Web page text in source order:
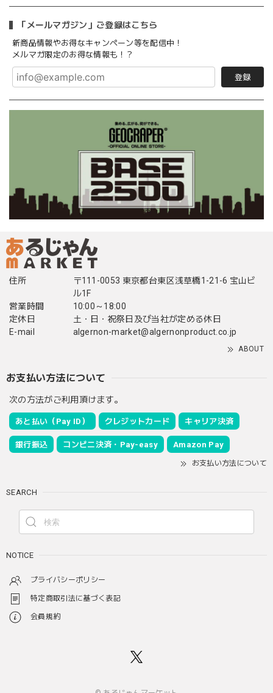
「メールマガジン」ご登録はこちら
新商品情報やお得なキャンペーン等を配信中！
メルマガ限定のお得な情報も！？
登録
住所
〒111-0053 東京都台東区浅草橋1-21-6 宝山ビ
ル1F
営業時間
10:00～18:00
定休日
土・日・祝祭日及び当社が定める休日
E-mail
algernon-market@algernonproduct.co.jp
ABOUT
お支払い方法について
次の方法がご利用頂けます。
あと払い（Pay ID） クレジットカード キャリア決済
銀行振込 コンビニ決済・Pay-easy Amazon Pay
お支払い方法について
SEARCH
NOTICE
プライバシーポリシー
特定商取引法に基づく表記
会員規約